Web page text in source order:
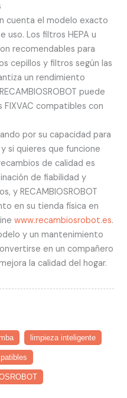
cuenta el modelo exacto
uso. Los filtros HEPA u
recomendables para
cepillos y filtros según las
un rendimiento
puede
compatibles con
por su capacidad para
si quieres que funcione
de calidad es
de fiabilidad y
y RECAMBIOSROBOT
en su tienda física en
www.recambiosrobot.es.
y un mantenimiento
en un compañero
la calidad del hogar.
limpieza inteligente